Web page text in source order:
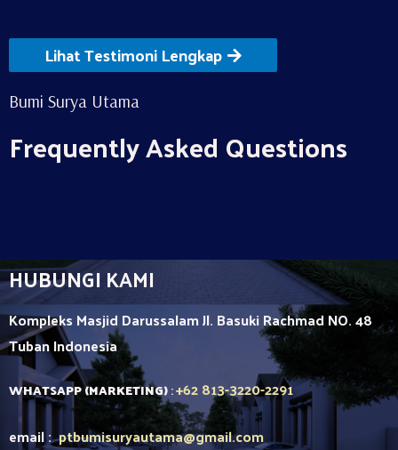
Lihat Testimoni Lengkap
Bumi Surya Utama
Frequently Asked Questions
HUBUNGI KAMI
Kompleks Masjid Darussalam Jl. Basuki Rachmad NO. 48
TubanIndonesia
WHATSAPP (MARKETING):+62 813-3220-2291
email :ptbumisuryautama@gmail.com